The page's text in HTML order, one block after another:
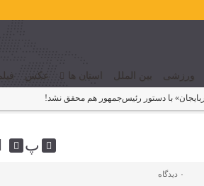
ورزشی بین الملل استان ها عکس
با دستور رئیس‌جمهور هم محقق نشد!
پ
۰ دیدگاه